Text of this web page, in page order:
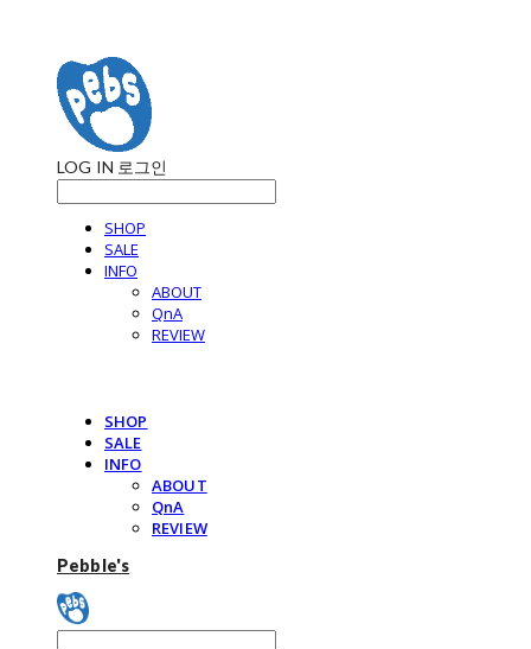
LOG IN 로그인
SHOP
SALE
INFO
ABOUT
QnA
REVIEW
SHOP
SALE
INFO
ABOUT
QnA
REVIEW
Pebble's